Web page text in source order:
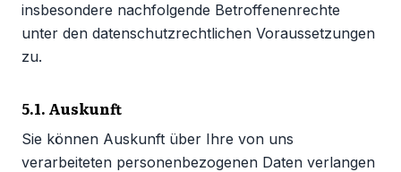
insbesondere nachfolgende Betroffenenrechte
unter den datenschutzrechtlichen Voraussetzungen
zu.
5.1. Auskunft
Sie können Auskunft über Ihre von uns
verarbeiteten personenbezogenen Daten verlangen